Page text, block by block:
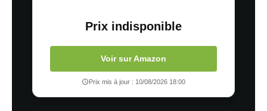
Prix indisponible
Voir sur Amazon
Prix mis à jour : 10/08/2026 18:00